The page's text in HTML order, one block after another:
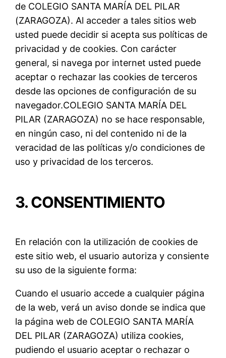
de COLEGIO SANTA MARÍA DEL PILAR
(ZARAGOZA). Al acceder a tales sitios web
usted puede decidir si acepta sus políticas de
privacidad y de cookies. Con carácter
general, si navega por internet usted puede
aceptar o rechazar las cookies de terceros
desde las opciones de configuración de su
navegador.COLEGIO SANTA MARÍA DEL
PILAR (ZARAGOZA) no se hace responsable,
en ningún caso, ni del contenido ni de la
veracidad de las políticas y/o condiciones de
uso y privacidad de los terceros.
3. CONSENTIMIENTO
En relación con la utilización de cookies de
este sitio web, el usuario autoriza y consiente
su uso de la siguiente forma:
Cuando el usuario accede a cualquier página
de la web, verá un aviso donde se indica que
la página web de COLEGIO SANTA MARÍA
DEL PILAR (ZARAGOZA) utiliza cookies,
pudiendo el usuario aceptar o rechazar o